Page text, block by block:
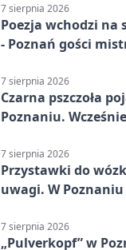
7 sierpnia 2026
Poezja wchodzi na
- Poznań gości
7 sierpnia 2026
Czarna pszczoła
Poznaniu.
7 sierpnia 2026
Przystawki do
uwagi. W
7 sierpnia 2026
„Pulverkopf” w